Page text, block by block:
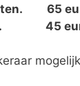
65
45